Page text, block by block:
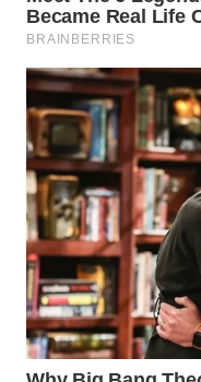
ID
WAHANANEWS
CO ID
WAHANANEWS
NET
WAHANA
SPORT
WAHANA
UMKM